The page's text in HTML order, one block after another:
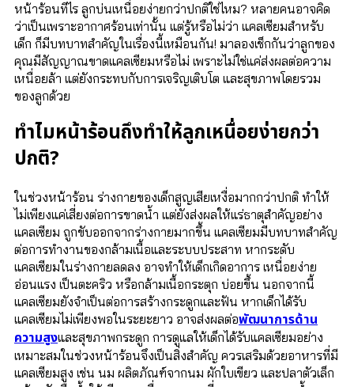
หน้าร้อนทีไร ลูกบ่นเหนื่อยง่ายกว่าปกติใช่ไหม? หลายคนอาจคิด
ว่าเป็นเพราะอากาศร้อนเท่านั้น แต่รู้หรือไม่ว่า แคลเซียมสำหรับ
เด็ก ก็มีบทบาทสำคัญในเรื่องนี้เหมือนกัน! มาลองเช็กกันว่าลูกของ
คุณมีสัญญาณขาดแคลเซียมหรือไม่ เพราะไม่ใช่แค่ส่งผลต่อความ
เหนื่อยล้า แต่ยังกระทบกับการเจริญเติบโต และสุขภาพโดยรวม
ของลูกด้วย
ทำไมหน้าร้อนถึงทำให้ลูกเหนื่อยง่ายกว่า
ปกติ?
ในช่วงหน้าร้อน ร่างกายของเด็กสูญเสียเหงื่อมากกว่าปกติ ทำให้
ไม่เพียงแค่เสี่ยงต่อการขาดน้ำ แต่ยังส่งผลให้แร่ธาตุสำคัญอย่าง
แคลเซียม ถูกขับออกจากร่างกายมากขึ้น แคลเซียมมีบทบาทสำคัญ
ต่อการทำงานของกล้ามเนื้อและระบบประสาท หากระดับ
แคลเซียมในร่างกายลดลง อาจทำให้เด็กเกิดอาการ เหนื่อยง่าย
อ่อนแรง เป็นตะคริว หรือกล้ามเนื้อกระตุก บ่อยขึ้น นอกจากนี้
แคลเซียมยังจำเป็นต่อการสร้างกระดูกและฟัน หากเด็กได้รับ
แคลเซียมไม่เพียงพอในระยะยาว อาจส่งผลต่อพัฒนาการด้าน
ความสูงและสุขภาพกระดูก การดูแลให้เด็กได้รับแคลเซียมอย่าง
เหมาะสมในช่วงหน้าร้อนจึงเป็นสิ่งสำคัญ ควรเสริมด้วยอาหารที่มี
แคลเซียมสูง เช่น นม ผลิตภัณฑ์จากนม ผักใบเขียว และปลาตัวเล็ก